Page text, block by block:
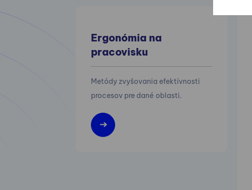
Ergonómia na
pracovisku
Metódy zvyšovania efektívnosti
procesov pre dané oblasti.